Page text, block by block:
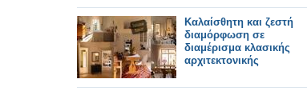
Καλαίσθητη και ζεστή
διαμόρφωση σε
διαμέρισμα κλασικής
αρχιτεκτονικής